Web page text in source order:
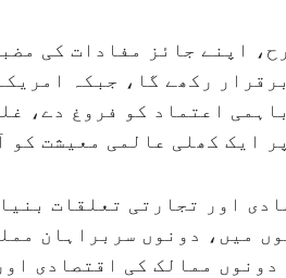
اپنے جائز مفادات کی
رکھے گا، جبکہ
اعتماد کو فروغ دے،
ایک کھلی عالمی معیشت کو
اور تجارتی تعلقات
میں، دونوں سربراہان
دونوں ممالک کی اقتصادی